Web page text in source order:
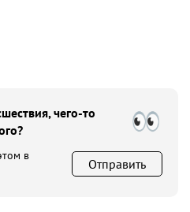
чего-то
в
Отправить